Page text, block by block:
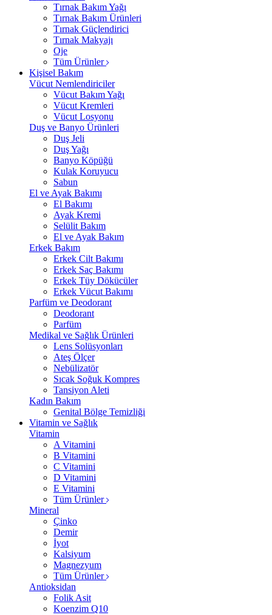
Tırnak Bakım Yağı
Tırnak Bakım Ürünleri
Tırnak Güçlendirici
Tırnak Makyajı
Oje
Tüm Ürünler
Kişisel Bakım
Vücut Nemlendiriciler
Vücut Bakım Yağı
Vücut Kremleri
Vücut Losyonu
Duş ve Banyo Ürünleri
Duş Jeli
Duş Yağı
Banyo Köpüğü
Kulak Koruyucu
Sabun
El ve Ayak Bakımı
El Bakımı
Ayak Kremi
Selülit Bakım
El ve Ayak Bakım
Erkek Bakım
Erkek Cilt Bakımı
Erkek Saç Bakımı
Erkek Tüy Dökücüler
Erkek Vücut Bakımı
Parfüm ve Deodorant
Deodorant
Parfüm
Medikal ve Sağlık Ürünleri
Lens Solüsyonları
Ateş Ölçer
Nebülizatör
Sıcak Soğuk Kompres
Tansiyon Aleti
Kadın Bakım
Genital Bölge Temizliği
Vitamin ve Sağlık
Vitamin
A Vitamini
B Vitamini
C Vitamini
D Vitamini
E Vitamini
Tüm Ürünler
Mineral
Çinko
Demir
İyot
Kalsiyum
Magnezyum
Tüm Ürünler
Antioksidan
Folik Asit
Koenzim Q10